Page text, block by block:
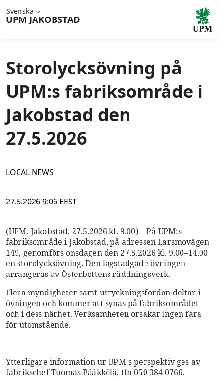
Svenska
UPM JAKOBSTAD
Storolycksövning på
UPM:s fabriksområde i
Jakobstad den
27.5.2026
LOCAL NEWS
27.5.2026 9:06 EEST
(UPM, Jakobstad, 27.5.2026 kl. 9.00) – På UPM:s
fabriksområde i Jakobstad, på adressen Larsmovägen
149, genomförs onsdagen den 27.5.2026 kl. 9.00–14.00
en storolycksövning. Den lagstadgade övningen
arrangeras av Österbottens räddningsverk.
Flera myndigheter samt utryckningsfordon deltar i
övningen och kommer att synas på fabriksområdet
och i dess närhet. Verksamheten orsakar ingen fara
för utomstående.
Ytterligare information ur UPM:s perspektiv ges av
fabrikschef Tuomas Pääkkölä, tfn 050 384 0766.